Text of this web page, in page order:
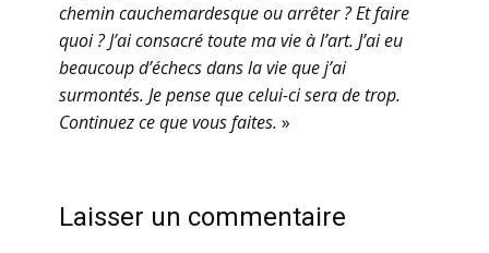
chemin cauchemardesque ou arrêter ? Et faire
quoi ? J’ai consacré toute ma vie à l’art. J’ai eu
beaucoup d’échecs dans la vie que j’ai
surmontés. Je pense que celui-ci sera de trop.
Continuez ce que vous faites. »
Laisser un commentaire